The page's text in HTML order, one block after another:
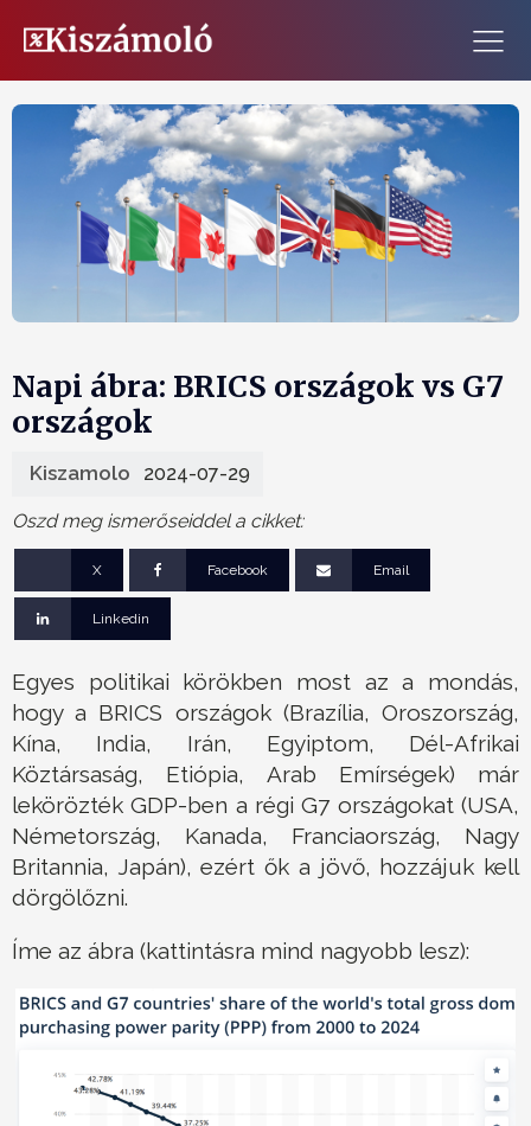
Napi ábra: BRICS országok vs G7
országok
Kiszamolo 2024-07-29
Oszd meg ismerőseiddel a cikket:
X Facebook Email
Linkedin
Egyes politikai körökben most az a mondás,
hogy a BRICS országok (Brazília, Oroszország,
Kína, India, Irán, Egyiptom, Dél-Afrikai
Köztársaság, Etiópia, Arab Emírségek) már
lekörözték GDP-ben a régi G7 országokat (USA,
Németország, Kanada, Franciaország, Nagy
Britannia, Japán), ezért ők a jövő, hozzájuk kell
dörgölőzni.
Íme az ábra (kattintásra mind nagyobb lesz):